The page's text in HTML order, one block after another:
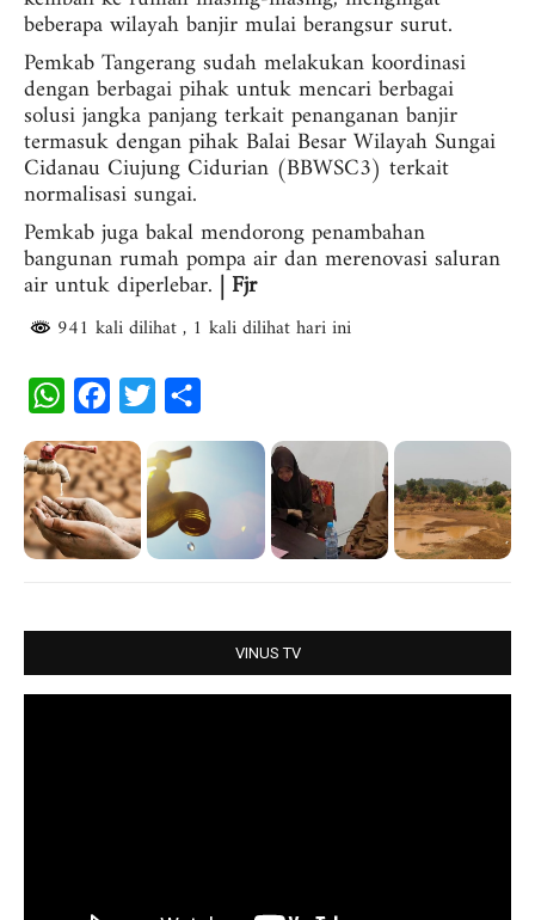
beberapa wilayah banjir mulai berangsur surut.
Pemkab Tangerang sudah melakukan koordinasi
dengan berbagai pihak untuk mencari berbagai
solusi jangka panjang terkait penanganan banjir
termasuk dengan pihak Balai Besar Wilayah Sungai
Cidanau Ciujung Cidurian (BBWSC3) terkait
normalisasi sungai.
Pemkab juga bakal mendorong penambahan
bangunan rumah pompa air dan merenovasi saluran
air untuk diperlebar. | Fjr
941 kali dilihat, 1 kali dilihat hari ini
W
a
t
s
c
e
b
i
t
t
r
e
VINUS TV